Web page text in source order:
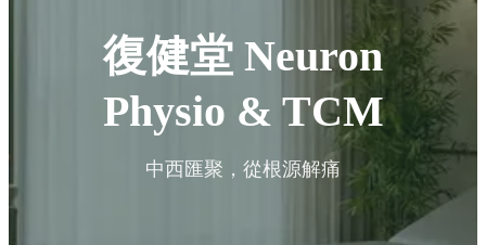
復健堂 Neuron
Physio & TCM
中西匯聚，從根源解痛